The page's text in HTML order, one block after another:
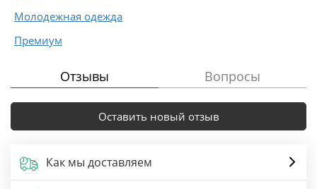
Молодежная одежда
Премиум
Отзывы Вопросы
Оставить новый отзыв
Как мы доставляем